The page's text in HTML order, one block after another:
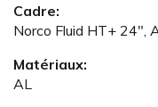
Cadre:
Norco Fluid HT+ 24",
Matériaux:
AL